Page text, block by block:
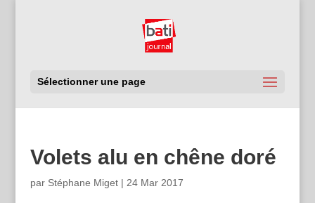
Sélectionner une page
Volets alu en chêne doré
par Stéphane Miget| 24 Mar 2017